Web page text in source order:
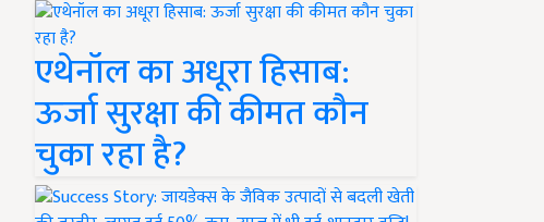
एथेनॉल का अधूरा हिसाब:
ऊर्जा सुरक्षा की कीमत कौन
चुका रहा है?